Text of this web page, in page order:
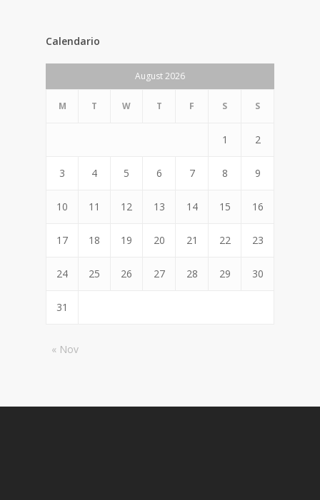
Calendario
August 2026
M T W T F S S
1 2
3 4 5 6 7 8 9
10 11 12 13 14 15 16
17 18 19 20 21 22 23
24 25 26 27 28 29 30
31
« Nov